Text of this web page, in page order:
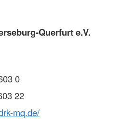
Querfurt e.V.
0
22
mq.de/